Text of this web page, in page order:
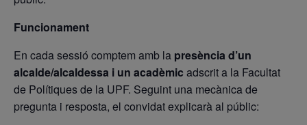
Funcionament
En cada sessió comptem amb la presència d’un
alcalde/alcaldessa i un acadèmic adscrit a la Facultat
de Polítiques de la UPF. Seguint una mecànica de
pregunta i resposta, el convidat explicarà al públic: